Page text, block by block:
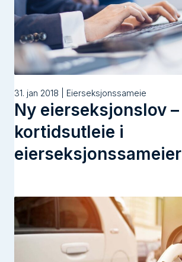
31. jan 2018 | Eierseksjonssameie
Ny eierseksjonslov –
kortidsutleie i
eierseksjonssameier